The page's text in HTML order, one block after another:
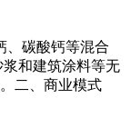
、碳酸钙等混合
和建筑涂料等无
二、商业模式